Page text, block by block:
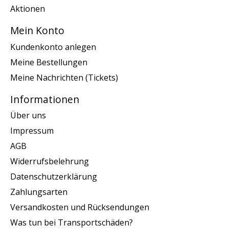
Aktionen
Mein Konto
Kundenkonto anlegen
Meine Bestellungen
Meine Nachrichten (Tickets)
Informationen
Über uns
Impressum
AGB
Widerrufsbelehrung
Datenschutzerklärung
Zahlungsarten
Versandkosten und Rücksendungen
Was tun bei Transportschäden?